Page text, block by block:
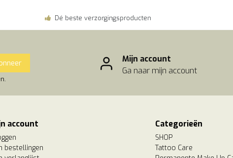
Dé beste verzorgingsproducten
Mijn account
Ga naar mijn account
account
bestellingen
Categorieën
SHOP
Tattoo Care